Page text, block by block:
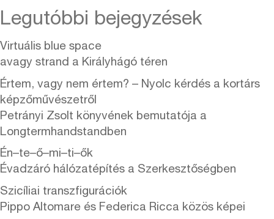
Legutóbbi bejegyzések
Virtuális blue space
avagy strand a Királyhágó téren
Értem, vagy nem értem? – Nyolc kérdés a kortárs
képzőművészetről
Petrányi Zsolt könyvének bemutatója a
Longtermhandstandben
Én–te–ő–mi–ti–ők
Évadzáró hálózatépítés a Szerkesztőségben
Szicíliai transzfigurációk
Pippo Altomare és Federica Ricca közös képei